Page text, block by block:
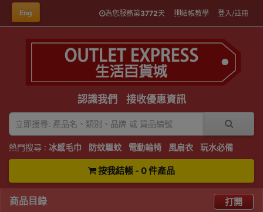
Eng 為您服務第3772天 結帳教學 登入/註冊
認識我們 接收優惠資訊
熱門搜尋 : 冰感毛巾 防蚊驅蚊 電動輪椅 風扇衣 玩水必備
按我結帳 - 0 件產品
商品目錄 打開